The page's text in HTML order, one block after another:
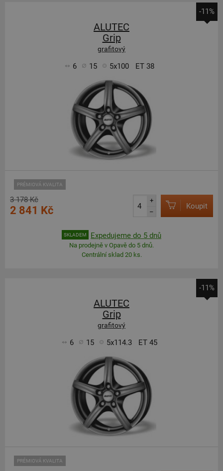
-11%
ALUTEC
Grip
grafitový
6 15 5x100 ET 38
PRÉMIOVÁ KVALITA
3 178 Kč
2 841 Kč
+
–
Koupit
SKLADEM Expedujeme do 5 dnů
Na prodejně v Opavě do 5 dnů.
Centrální sklad 20 ks.
-11%
ALUTEC
Grip
grafitový
6 15 5x114.3 ET 45
PRÉMIOVÁ KVALITA